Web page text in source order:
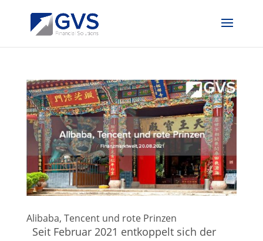
Alibaba, Tencent und rote Prinzen
Seit Februar 2021 entkoppelt sich der